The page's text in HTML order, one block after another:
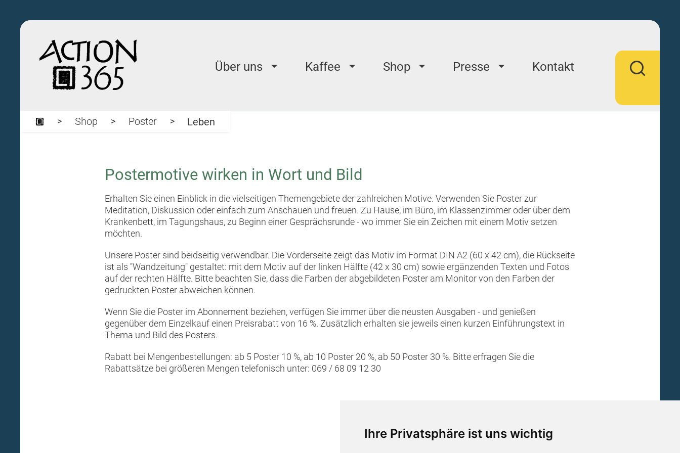
Ihre Privatsphäre ist uns wichtig
Über uns Kaffee Shop Presse Kontakt
Shop Poster Leben
Postermotive wirken in Wort und Bild
Erhalten Sie einen Einblick in die vielseitigen Themengebiete der zahlreichen Motive. Verwenden Sie Poster zur
Meditation, Diskussion oder einfach zum Anschauen und freuen. Zu Hause, im Büro, im Klassenzimmer oder über dem
Krankenbett, im Tagungshaus, zu Beginn einer Gesprächsrunde - wo immer Sie ein Zeichen mit einem Motiv setzen
möchten.
Unsere Poster sind beidseitig verwendbar. Die Vorderseite zeigt das Motiv im Format DIN A2 (60 x 42 cm), die Rückseite
ist als "Wandzeitung" gestaltet: mit dem Motiv auf der linken Hälfte (42 x 30 cm) sowie ergänzenden Texten und Fotos
auf der rechten Hälfte. Bitte beachten Sie, dass die Farben der abgebildeten Poster am Monitor von den Farben der
gedruckten Poster abweichen können.
Wenn Sie die Poster im Abonnement beziehen, verfügen Sie immer über die neusten Ausgaben - und genießen
gegenüber dem Einzelkauf einen Preisrabatt von 16 %. Zusätzlich erhalten sie jeweils einen kurzen Einführungstext in
Thema und Bild des Posters.
Rabatt bei Mengenbestellungen: ab 5 Poster 10 %, ab 10 Poster 20 %, ab 50 Poster 30 %. Bitte erfragen Sie die
Rabattsätze bei größeren Mengen telefonisch unter: 069 / 68 09 12 30